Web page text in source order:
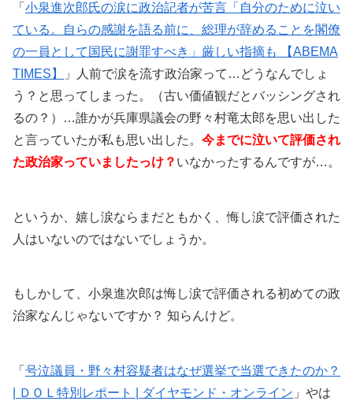
「 小泉進次郎氏の涙に政治記者が苦言「自分のために泣い
ている。自らの感謝を語る前に、総理が辞めることを閣僚
の一員として国民に謝罪すべき」厳しい指摘も 【ABEMA
TIMES】
」人前で涙を流す政治家って…どうなんでしょ
う？と思ってしまった。（古い価値観だとバッシングされ
るの？）…誰かが兵庫県議会の野々村竜太郎を思い出した
と言っていたが私も思い出した。 今までに泣いて評価され
た政治家っていましたっけ？ いなかったするんですが…。
というか、嬉し涙ならまだともかく、悔し涙で評価された
人はいないのではないでしょうか。
もしかして、小泉進次郎は悔し涙で評価される初めての政
治家なんじゃないですか？ 知らんけど。
「 号泣議員・野々村容疑者はなぜ選挙で当選できたのか？
| ＤＯＬ特別レポート | ダイヤモンド・オンライン 」やは